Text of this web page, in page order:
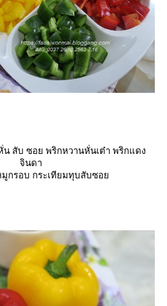
น สับ ซอย พริกหวานหั่นเต๋า พริกแดง
จินดา
กรอบ กระเทียมทุบสับซอ